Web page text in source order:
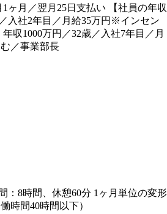
ヶ月／翌月25日支払い 【社員の年収
入社2年目／月給35万円※インセン
収1000万円／32歳／入社7年目／月
／事業部長
：8時間、休憩60分 1ヶ月単位の変形
時間40時間以下）